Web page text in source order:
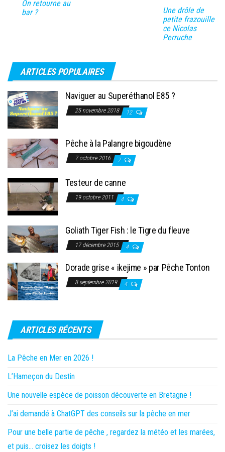
On retourne au
bar ?
Une drôle de
petite frazouille
ce Nicolas
Perruche
ARTICLES POPULAIRES
Naviguer au Superéthanol E85 ?
25 novembre 2018 12
Pêche à la Palangre bigoudène
7 octobre 2016 7
Testeur de canne
19 octobre 2011 4
Goliath Tiger Fish : le Tigre du fleuve
17 décembre 2015 4
Dorade grise « ikejime » par Pêche Tonton
8 septembre 2019 4
ARTICLES RÉCENTS
La Pêche en Mer en 2026 !
L’Hameçon du Destin
Une nouvelle espèce de poisson découverte en Bretagne !
J’ai demandé à ChatGPT des conseils sur la pêche en mer
Pour une belle partie de pêche , regardez la météo et les marées,
et puis… croisez les doigts !